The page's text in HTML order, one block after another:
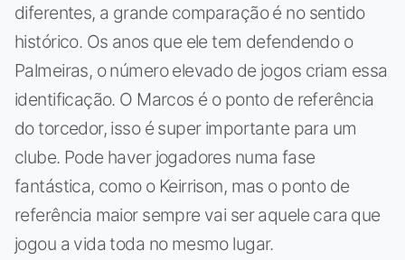
diferentes, a grande comparação é no sentido
histórico. Os anos que ele tem defendendo o
Palmeiras, o número elevado de jogos criam essa
identificação. O Marcos é o ponto de referência
do torcedor, isso é super importante para um
clube. Pode haver jogadores numa fase
fantástica, como o Keirrison, mas o ponto de
referência maior sempre vai ser aquele cara que
jogou a vida toda no mesmo lugar.